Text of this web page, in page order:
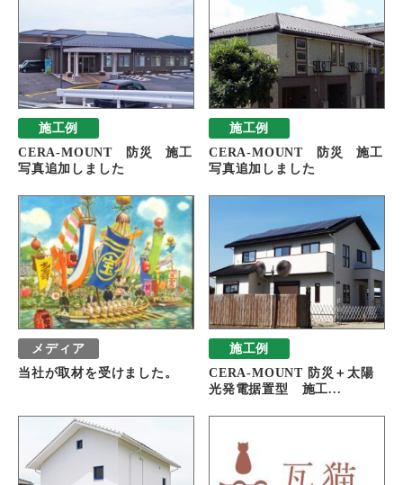
施工例
CERA-MOUNT 防災 施工
写真追加しました
施工例
CERA-MOUNT 防災 施工
写真追加しました
メディア
当社が取材を受けました。
施工例
CERA-MOUNT 防災＋太陽
光発電据置型 施工...